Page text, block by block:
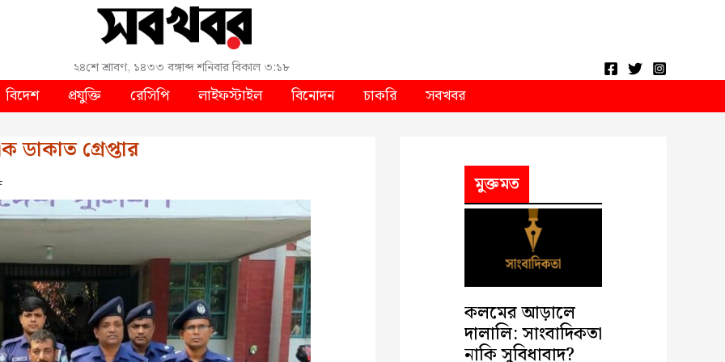
২৪শে শ্রাবণ, ১৪৩৩ বঙ্গাব্দশনিবারবিকাল ৩:১৮
বিদেশ প্রযুক্তি রেসিপি লাইফস্টাইল বিনোদন চাকরি সবখবর
গ্রেপ্তার
মুক্তমত
কলমের আড়ালে
দালালি: সাংবাদিকতা
নাকি সুবিধাবাদ?